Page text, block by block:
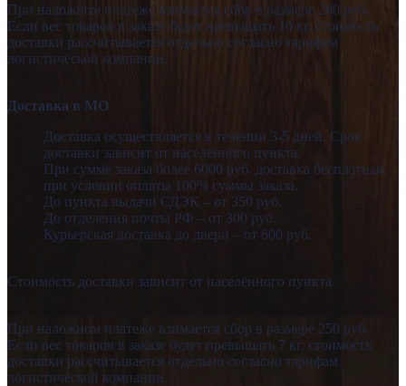
При наложном платеже взимается сбор в размере 200 руб.
Если вес товаров в заказе будет превышать 10 кг, стоимость
доставки рассчитывается отдельно согласно тарифам
логистической компании.
Доставка в МО
Доставка осуществляется в течении 3-5 дней. Срок
доставки зависит от населённого пункта.
При сумме заказа более 6000 руб. доставка бесплатная,
при условии оплаты 100% суммы заказа.
До пункта выдачи СДЭК – от 350 руб.
До отделения почты РФ – от 300 руб.
Курьерская доставка до двери – от 600 руб.
Стоимость доставки зависит от населённого пункта.
При наложном платеже взимается сбор в размере 250 руб.
Если вес товаров в заказе будет превышать 7 кг, стоимость
доставки рассчитывается отдельно согласно тарифам
логистической компании.